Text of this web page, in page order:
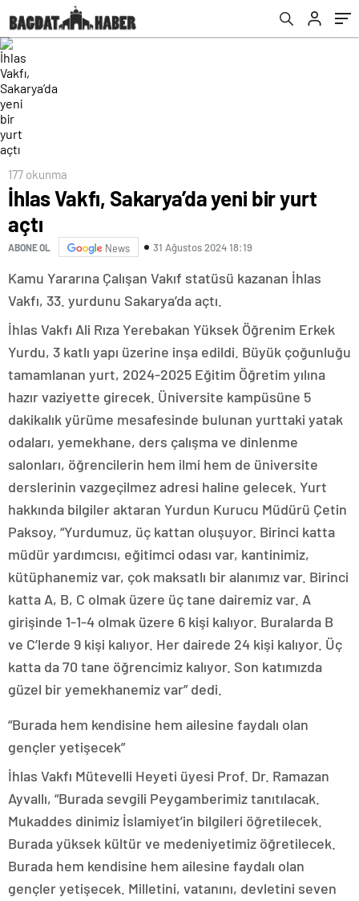
177 okunma
İhlas Vakfı, Sakarya’da yeni bir yurt
açtı
ABONE OL News 31 Ağustos 2024 18:19
Kamu Yararına Çalışan Vakıf statüsü kazanan İhlas
Vakfı, 33. yurdunu Sakarya’da açtı.
İhlas Vakfı Ali Rıza Yerebakan Yüksek Öğrenim Erkek
Yurdu, 3 katlı yapı üzerine inşa edildi. Büyük çoğunluğu
tamamlanan yurt, 2024-2025 Eğitim Öğretim yılına
hazır vaziyette girecek. Üniversite kampüsüne 5
dakikalık yürüme mesafesinde bulunan yurttaki yatak
odaları, yemekhane, ders çalışma ve dinlenme
salonları, öğrencilerin hem ilmi hem de üniversite
derslerinin vazgeçilmez adresi haline gelecek. Yurt
hakkında bilgiler aktaran Yurdun Kurucu Müdürü Çetin
Paksoy, “Yurdumuz, üç kattan oluşuyor. Birinci katta
müdür yardımcısı, eğitimci odası var, kantinimiz,
kütüphanemiz var, çok maksatlı bir alanımız var. Birinci
katta A, B, C olmak üzere üç tane dairemiz var. A
girişinde 1-1-4 olmak üzere 6 kişi kalıyor. Buralarda B
ve C’lerde 9 kişi kalıyor. Her dairede 24 kişi kalıyor. Üç
katta da 70 tane öğrencimiz kalıyor. Son katımızda
güzel bir yemekhanemiz var” dedi.
“Burada hem kendisine hem ailesine faydalı olan
gençler yetişecek”
İhlas Vakfı Mütevelli Heyeti üyesi Prof. Dr. Ramazan
Ayvallı, “Burada sevgili Peygamberimiz tanıtılacak.
Mukaddes dinimiz İslamiyet’in bilgileri öğretilecek.
Burada yüksek kültür ve medeniyetimiz öğretilecek.
Burada hem kendisine hem ailesine faydalı olan
gençler yetişecek. Milletini, vatanını, devletini seven